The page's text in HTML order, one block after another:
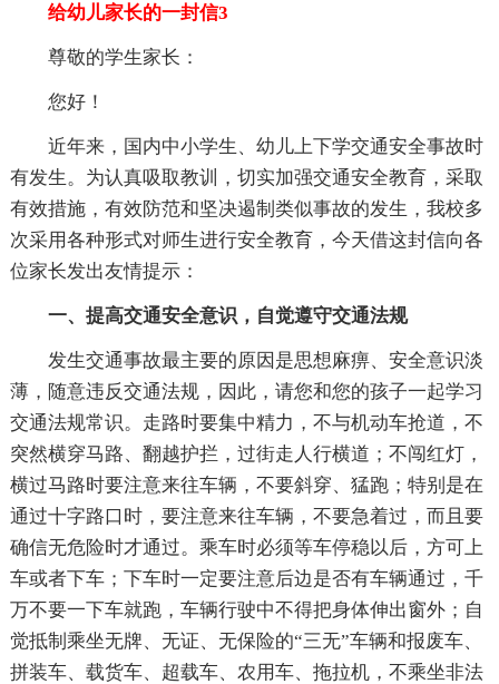
给幼儿家长的一封信3
尊敬的学生家长：
您好！
近年来，国内中小学生、幼儿上下学交通安全事故时
有发生。为认真吸取教训，切实加强交通安全教育，采取
有效措施，有效防范和坚决遏制类似事故的发生，我校多
次采用各种形式对师生进行安全教育，今天借这封信向各
位家长发出友情提示：
一、提高交通安全意识，自觉遵守交通法规
发生交通事故最主要的原因是思想麻痹、安全意识淡
薄，随意违反交通法规，因此，请您和您的孩子一起学习
交通法规常识。走路时要集中精力，不与机动车抢道，不
突然横穿马路、翻越护拦，过街走人行横道；不闯红灯，
横过马路时要注意来往车辆，不要斜穿、猛跑；特别是在
通过十字路口时，要注意来往车辆，不要急着过，而且要
确信无危险时才通过。乘车时必须等车停稳以后，方可上
车或者下车；下车时一定要注意后边是否有车辆通过，千
万不要一下车就跑，车辆行驶中不得把身体伸出窗外；自
觉抵制乘坐无牌、无证、无保险的“三无”车辆和报废车、
拼装车、载货车、超载车、农用车、拖拉机，不乘坐非法